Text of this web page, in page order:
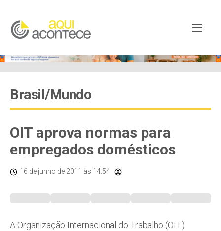
Brasil/Mundo
OIT aprova normas para
empregados domésticos
16 de junho de 2011 às 14:54
A Organização Internacional do Trabalho (OIT)